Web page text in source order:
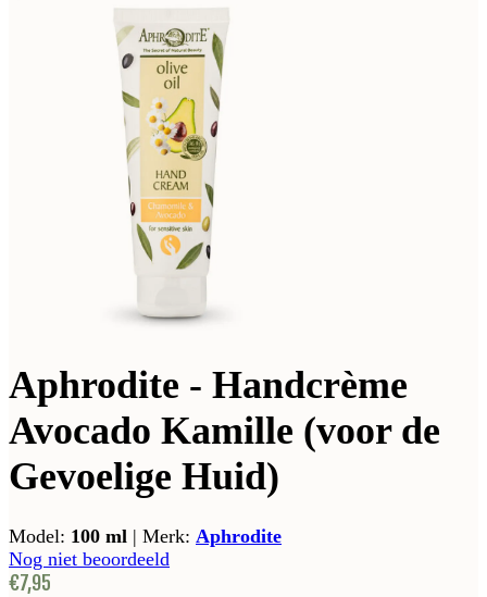
Aphrodite - Handcrème
Avocado Kamille (voor de
Gevoelige Huid)
Model: 100 ml | Merk: Aphrodite
Nog niet beoordeeld
€7,95